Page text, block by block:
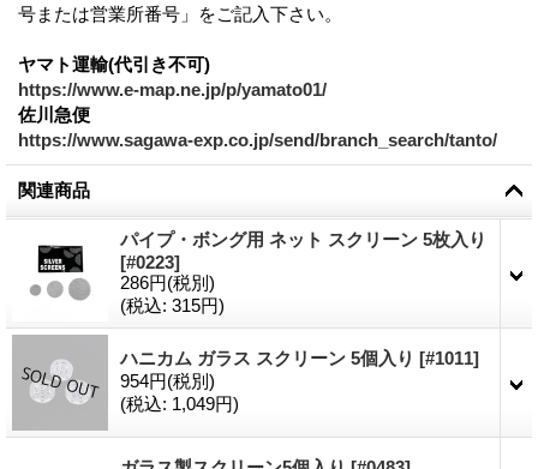
号または営業所番号」をご記入下さい。
ヤマト運輸(代引き不可)
https://www.e-map.ne.jp/p/yamato01/
佐川急便
https://www.sagawa-exp.co.jp/send/branch_search/tanto/
関連商品
パイプ・ボング用 ネット スクリーン 5枚入り
[#0223]
286円(税別)
(税込: 315円)
ハニカム ガラス スクリーン 5個入り [#1011]
954円(税別)
(税込: 1,049円)